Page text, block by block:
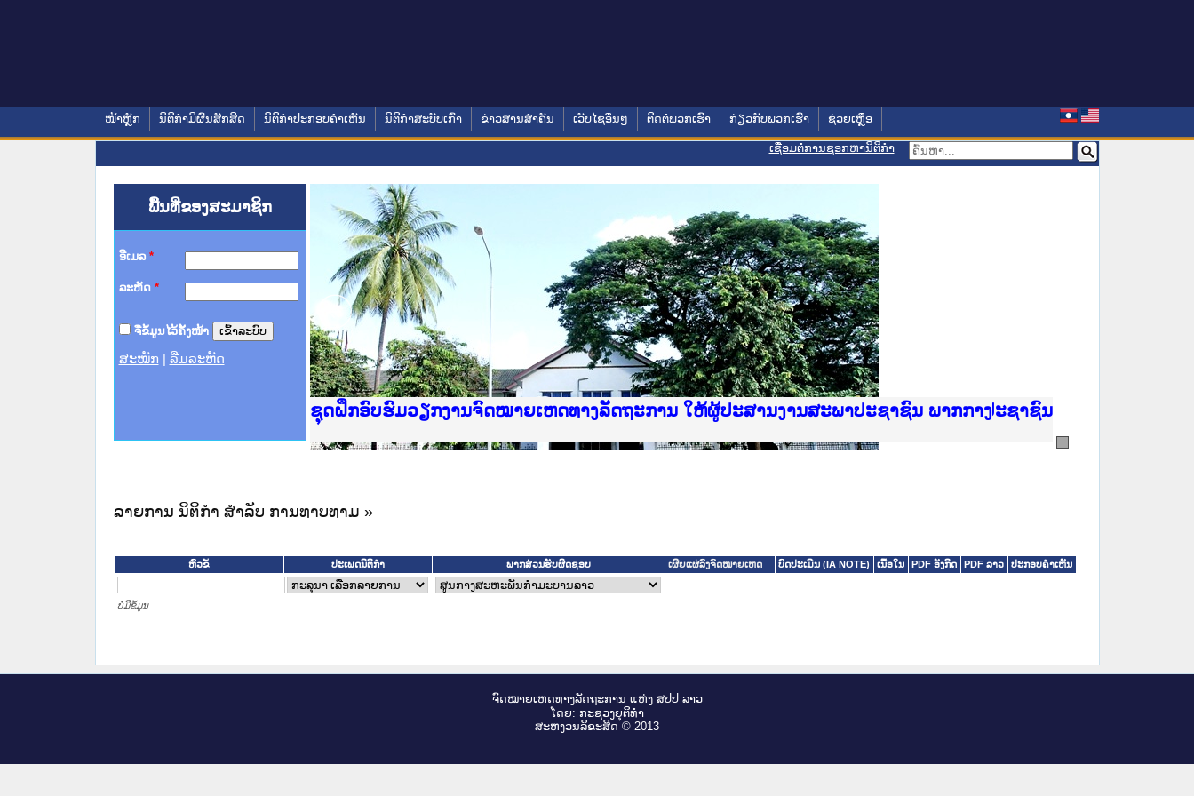
ໜ້າຫຼັກ ນິຕິກໍາມີຜົນສັກສິດ ນິຕິກໍາປະກອບຄໍາເຫັນ ນິຕິກໍາສະບັບເກົ່າ ຂ່າວສານສໍາຄັນ ເວັບໄຊອື່ນໆ ຕິດຕໍ່ພວກເຮົາ ກ່ຽວກັບພວກເຮົາ ຊ່ວຍເຫຼືອ
ເຊື່ອມຕໍ່ການຊອກຫານິຕິກຳ
ພື້ນທີ່ຂອງສະມາຊິກ
ອີເມລ *
ລະຫັດ *
ຈື່ຂໍ້ມູນໄວ້ຄັ້ງໜ້າ
ສະໝັກ ລືມລະຫັດ
Ministry of Justice Lao PDR
ເຜີຍແຜ່ວັບໄຊຈົດໝາຍເຫດທາງລັດຖະການ ແລະ ແອັບກົດໝາຍລາວ ທີ່ ສະຖາບັນຍຸຕິທຳແຫ່ງຊາດ
ກະຊວງຍຸຕິທຳ
ຊຸດຝຶກອົບຮົມວຽກງານຈົດໝາຍເຫດທາງລັດຖະການ ໃຫ້ຜູ້ປະສານງານສະພາປະຊາຊົນ ພາກເໜືອ
ກອງປະຊຸມທົບທວນຄືນການຈັດຕັ້ງປະຕິບັດວຽກງານຈົດໝາຍເຫດທາງລັດຖະການ
ຝຶກອົບຮົມ ຜູ່ປະສານງານວຽກງານຈົດໝາຍເຫດທາງລັດຖະການ ສຳລັບ ພາກກາງ
ຝຶກອົບຮົມ ຜູ່ປະສານງານວຽກງານຈົດໝາຍເຫດທາງລັດຖະການ ສຳລັບ ພາກໃຕ້
ເຜີຍແຜ່ແອັບກົດໝາຍລາວ ແລະ ເວັບໄຊຈົດໝາຍເຫດທາງລັດຖະການ ທີ່ ວິທະຍາຄານຕຳຫຼວດປະຊາຊົນ
ເຜີຍແຜ່ແອັບກົດໝາຍລາວ ແລະ ເວັບໄຊຈົດໝາຍເຫດທາງລັດຖະການ ທີ່ ວິທະຍາຄານສັນຕິບານປະຊາຊົນ
ຍົກລະດັບວຽກງານຈົດໝາຍເຫດທາງລັດຖະການໃຫ້ຜູ້ປະສານງານຂັ້ນແຂວງພາກເໜືອ
ຊຸດຝຶກອົບຮົມວຽກງານຈົດໝາຍເຫດທາງລັດຖະການ ໃຫ້ຜູ້ປະສານງານສະພາປະຊາຊົນ ພາກກາງ
ລາຍການ ນິຕິກໍາ ສໍາລັບ ການທາບທາມ »
ຫົວຂໍ້ ປະເພດນິຕິກຳ ພາກສ່ວນຮັບຜິດຊອບ ເຜີຍແຜ່ລົງຈົດໝາຍເຫດ ບົດປະເມີນ (IA NOTE) ເນື້ອໃນ PDF ອັງກິດ PDF ລາວ ປະກອບຄໍາເຫັນ
ບໍ່ມີຂໍ້ມູນ
ຈົດ​ໝາຍ​ເຫດ​ທາງ​ລັດ​ຖະ​ການ ແຫ່ງ ສ​ປ​ປ ລາວ
ໂດຍ: ກະ​ຊວງຍຸ​ຕິ​ທຳ
ສະ​ຫງວນ​ລິ​ຂະ​ສິດ © 2013